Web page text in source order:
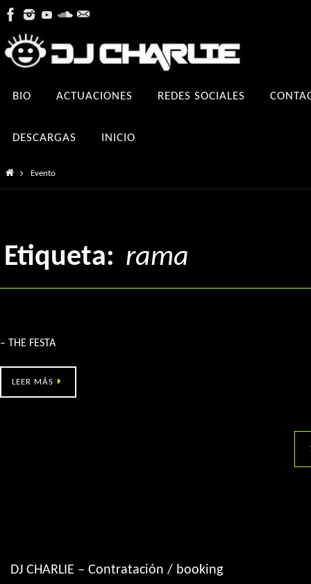
contenido
BIO ACTUACIONES REDES SOCIALES
DESCARGAS INICIO
InicioEvento
Etiqueta: rama
– THE FESTA
LEER MÁS
DJ CHARLIE – Contratación / booking